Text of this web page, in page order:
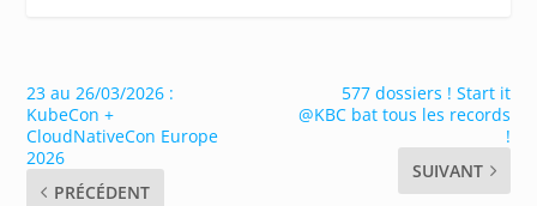
23 au 26/03/2026 :
KubeCon +
CloudNativeCon Europe
2026
PRÉCÉDENT
577 dossiers ! Start it
@KBC bat tous les records
!
SUIVANT